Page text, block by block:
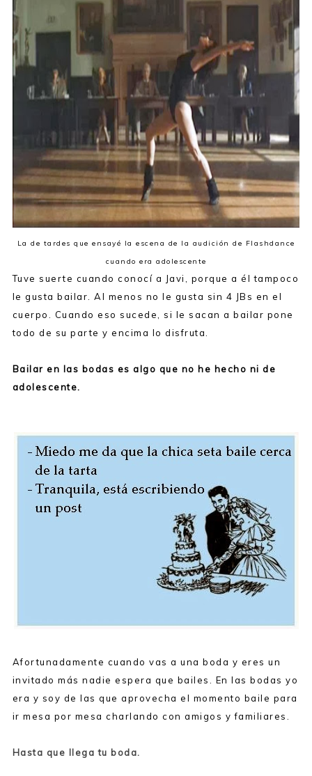
La de tardes que ensayé la escena de la audición de Flashdance
cuando era adolescente
Tuve suerte cuando conocí a Javi, porque a él tampoco
le gusta bailar. Al menos no le gusta sin 4 JBs en el
cuerpo. Cuando eso sucede, si le sacan a bailar pone
todo de su parte y encima lo disfruta.
Bailar en las bodas es algo que no he hecho ni de
adolescente.
Afortunadamente cuando vas a una boda y eres un
invitado más nadie espera que bailes. En las bodas yo
era y soy de las que aprovecha el momento baile para
ir mesa por mesa charlando con amigos y familiares.
Hasta que llega tu boda.